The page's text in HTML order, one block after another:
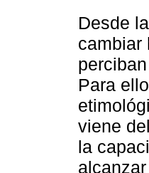
Desde
cambiar
Para
viene
la